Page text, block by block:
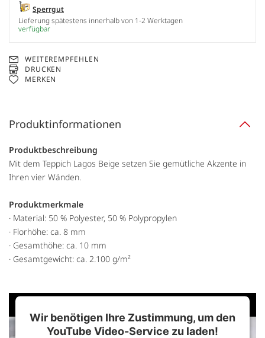
Sperrgut
Lieferung spätestens innerhalb von 1-2 Werktagen
verfügbar
WEITEREMPFEHLEN
DRUCKEN
MERKEN
Produktinformationen
Produktbeschreibung
Mit dem Teppich Lagos Beige setzen Sie gemütliche Akzente in
Ihren vier Wänden.
Produktmerkmale
· Material: 50 % Polyester, 50 % Polypropylen
· Florhöhe: ca. 8 mm
· Gesamthöhe: ca. 10 mm
· Gesamtgewicht: ca. 2.100 g/m²
Wir benötigen Ihre Zustimmung, um den
YouTube Video-Service zu laden!